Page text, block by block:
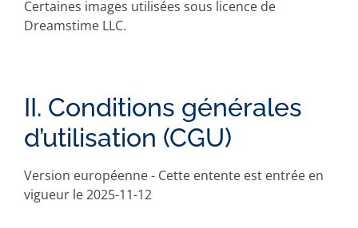
Certaines images utilisées sous licence de
Dreamstime LLC.
II. Conditions générales
d’utilisation (CGU)
Version européenne - Cette entente est entrée en
vigueur le 2025-11-12